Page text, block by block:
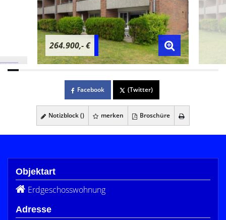
264.900,- €
Facebook (Twitter)
Notizblock () merken Broschüre
Objektart
Erdgeschosswohnung
Adresse